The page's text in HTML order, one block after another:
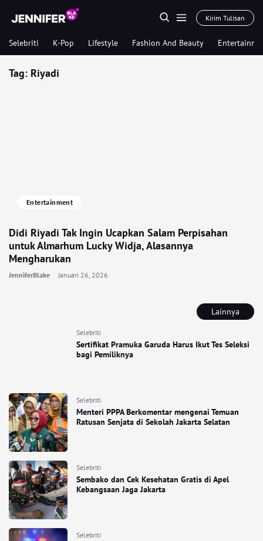
Kirim Tulisan
Selebriti K-Pop Lifestyle Fashion And Beauty
Lainnya
Selebriti
Sertifikat Pramuka Garuda Harus Ikut Tes Seleksi
bagi Pemiliknya
Selebriti
Menteri PPPA Berkomentar mengenai Temuan
Ratusan Senjata di Sekolah Jakarta Selatan
Selebriti
Sembako dan Cek Kesehatan Gratis di Apel
Kebangsaan Jaga Jakarta
Selebriti
Tag: Riyadi
Entertainment
Didi Riyadi Tak Ingin Ucapkan Salam Perpisahan
untuk Almarhum Lucky Widja, Alasannya
Mengharukan
JenniferBlake Januari 26, 2026